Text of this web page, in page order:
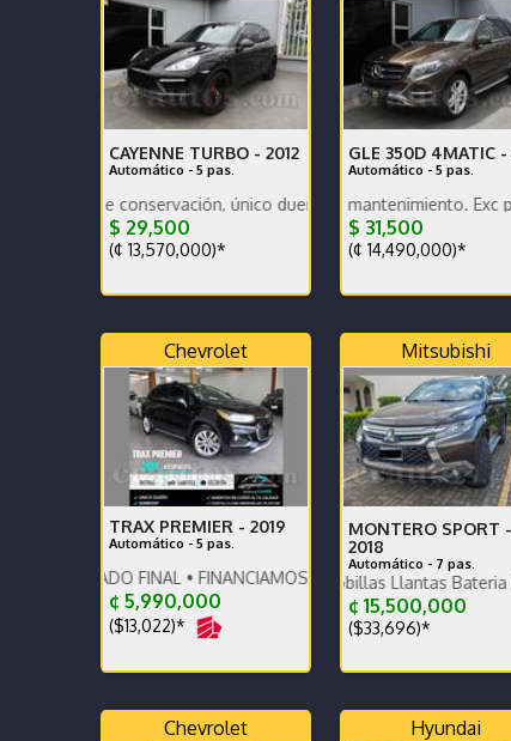
CAYENNE TURBO - 2012
Automático - 5 pas.
de conservación, único dueño, muy bajo km, nacional. Vehículo
$ 29,500
(¢ 13,570,000)*
GLE 350D 4MATIC -
Automático - 5 pas.
Bajo km, excelente mantenimiento. Exc potencia
$ 31,500
(¢ 14,490,000)*
Muy bajo km, en
Chevrolet
TRAX PREMIER - 2019
Automático - 5 pas.
FINAL • FINANCIAMOS • RECIBIMOS • DAMOS GARANTÍA
¢ 5,990,000
($13,022)*
Mitsubishi
MONTERO SPORT -
2018
Automático - 7 pas.
Único dueño - Escobillas Llantas Bateria Nuevas -
¢ 15,500,000
($33,696)*
Chevrolet Hyundai